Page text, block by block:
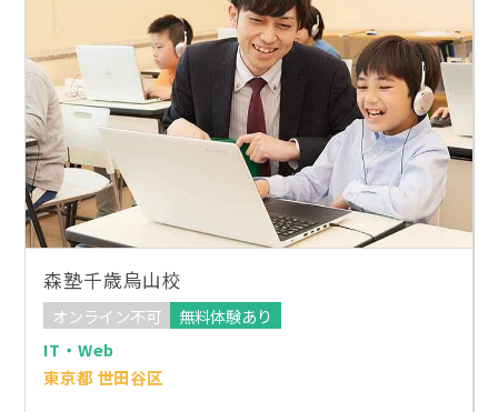
森塾千歳烏山校
オンライン不可
無料体験あり
IT・Web
東京都 世田谷区